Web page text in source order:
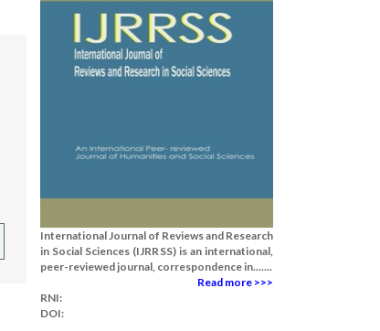
International Journal of Reviews and Research
in Social Sciences (IJRRSS) is an international,
peer-reviewed journal, correspondence in.......
Read more >>>
RNI:
DOI: